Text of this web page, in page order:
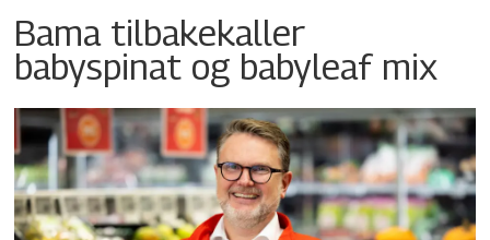
Bama tilbakekaller
babyspinat og babyleaf mix